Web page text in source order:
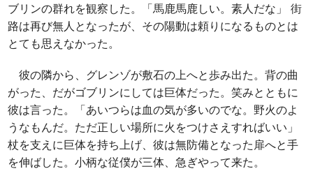
ブリンの群れを観察した。「馬鹿馬鹿しい。素人だな」 街
路は再び無人となったが、その陽動は頼りになるものとは
とても思えなかった。
彼の隣から、グレンゾが敷石の上へと歩み出た。背の曲
がった、だがゴブリンにしては巨体だった。笑みとともに
彼は言った。「あいつらは血の気が多いのでな。野火のよ
うなもんだ。ただ正しい場所に火をつけさえすればいい」
杖を支えに巨体を持ち上げ、彼は無防備となった扉へと手
を伸ばした。小柄な従僕が三体、急ぎやって来た。